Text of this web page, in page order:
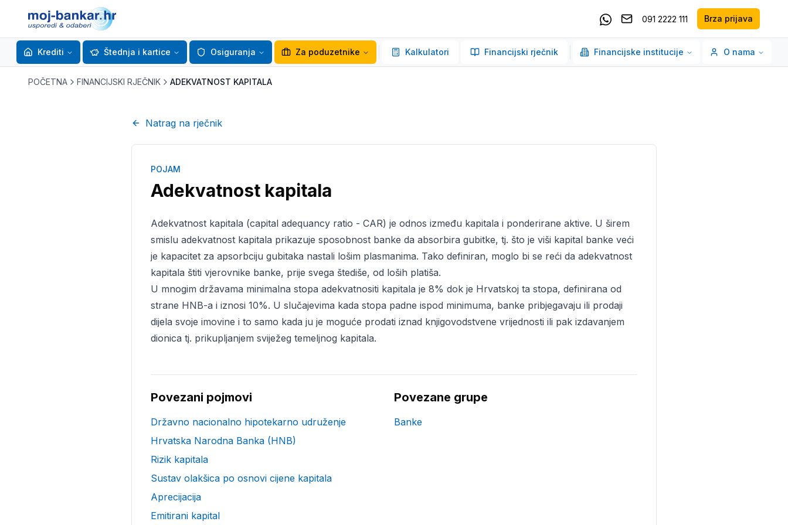
Kontaktirajte nas putem Whatsappa
091 2222 111 Brza prijava
Krediti Štednja i kartice Osiguranja Za poduzetnike Kalkulatori Financijski rječnik Financijske institucije O nama
POČETNA FINANCIJSKI RJEČNIK ADEKVATNOST KAPITALA
Natrag na rječnik
POJAM
Adekvatnost kapitala
Adekvatnost kapitala (capital adequancy ratio - CAR) je odnos između kapitala i ponderirane aktive. U širem
smislu adekvatnost kapitala prikazuje sposobnost banke da absorbira gubitke, tj. što je viši kapital banke veći
je kapacitet za apsorbciju gubitaka nastali lošim plasmanima. Tako definiran, moglo bi se reći da adekvatnost
kapitala štiti vjerovnike banke, prije svega štediše, od loših platiša.
U mnogim državama minimalna stopa adekvatnositi kapitala je 8% dok je Hrvatskoj ta stopa, definirana od
strane HNB-a i iznosi 10%. U slučajevima kada stopa padne ispod minimuma, banke pribjegavaju ili prodaji
dijela svoje imovine i to samo kada ju je moguće prodati iznad knjigovodstvene vrijednosti ili pak izdavanjem
dionica tj. prikupljanjem sviježeg temeljnog kapitala.
Povezani pojmovi
Državno nacionalno hipotekarno udruženje
Hrvatska Narodna Banka (HNB)
Rizik kapitala
Sustav olakšica po osnovi cijene kapitala
Aprecijacija
Emitirani kapital
Povezane grupe
Banke